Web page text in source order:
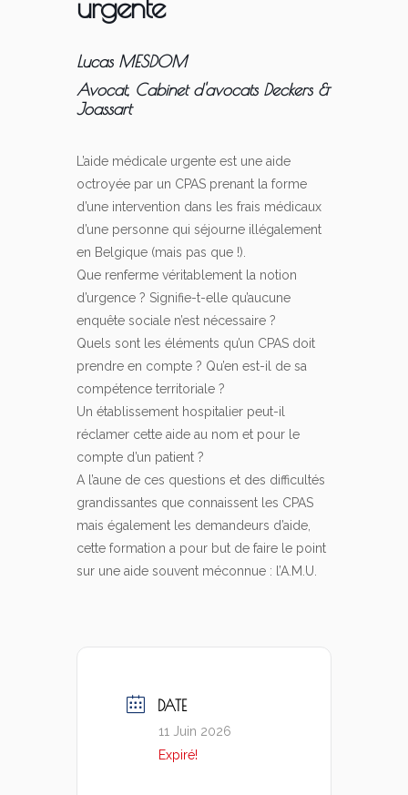
Lucas MESDOM
Avocat, Cabinet d'avocats Deckers &
Joassart
L’aide médicale urgente est une aide
octroyée par un CPAS prenant la forme
d’une intervention dans les frais médicaux
d’une personne qui séjourne illégalement
en Belgique (mais pas que !).
Que renferme véritablement la notion
d’urgence ? Signifie-t-elle qu’aucune
enquête sociale n’est nécessaire ?
Quels sont les éléments qu’un CPAS doit
prendre en compte ? Qu’en est-il de sa
compétence territoriale ?
Un établissement hospitalier peut-il
réclamer cette aide au nom et pour le
compte d’un patient ?
A l’aune de ces questions et des difficultés
grandissantes que connaissent les CPAS
mais également les demandeurs d’aide,
cette formation a pour but de faire le point
sur une aide souvent méconnue : l’A.M.U.
DATE
11 Juin 2026
Expiré!